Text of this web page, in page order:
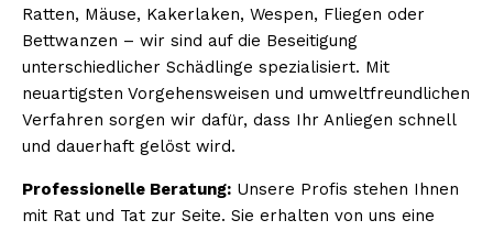
Ratten, Mäuse, Kakerlaken, Wespen, Fliegen oder
Bettwanzen – wir sind auf die Beseitigung
unterschiedlicher Schädlinge spezialisiert. Mit
neuartigsten Vorgehensweisen und umweltfreundlichen
Verfahren sorgen wir dafür, dass Ihr Anliegen schnell
und dauerhaft gelöst wird.
Professionelle Beratung: Unsere Profis stehen Ihnen
mit Rat und Tat zur Seite. Sie erhalten von uns eine